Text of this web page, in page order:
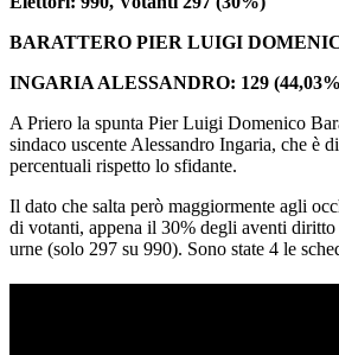
BARATTERO PIER LUIGI
INGARIA ALESSANDRO: 129
A Priero la spunta Pier Luigi Domenico
sindaco uscente Alessandro Ingaria, che è
percentuali rispetto lo sfidante.
Il dato che salta però maggiormente agli
di votanti, appena il 30% degli aventi
urne (solo 297 su 990). Sono state 4 le